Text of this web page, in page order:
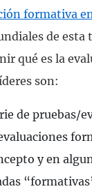
formativa
de esta
qué es la
son:
de pruebas/
y en